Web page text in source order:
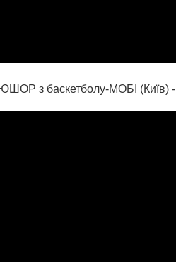
з баскетболу-МОБІ (Київ) -